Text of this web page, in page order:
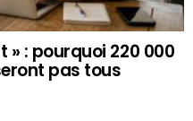
» : pourquoi 220 000
pas tous